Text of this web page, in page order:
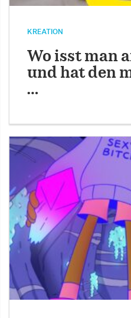
KREATION
Wo isst man
und hat den
…